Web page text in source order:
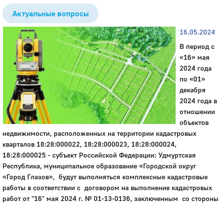
Актуальные вопросы
16.05.2024
В период с
«16» мая
2024 года
по «01»
декабря
2024 года в
отношении
объектов
недвижимости, расположенных на территории кадастровых
кварталов 18:28:000022, 18:28:000023, 18:28:000024,
18:28:000025 - субъект Российской Федерации: Удмуртская
Республика, муниципальное образование «Городской округ
«Город Глазов», будут выполняться комплексные кадастровые
работы в соответствии с договором на выполнение кадастровых
работ от "16" мая 2024 г. № 01-13-0136, заключенным со стороны